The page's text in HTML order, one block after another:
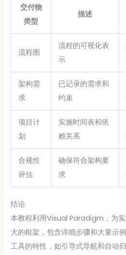
交付物
类型
描述
流程图
流程的可视化表
示
架构需
求
已记录的需求和
约束
项目计
划
实施时间表和依
赖关系
合规性
评估
确保符合架构要
求
结论
本教程利用Visual Paradigm，为
大的框架，包含详细步骤和大量示
工具的特性，如引导式导航和自动